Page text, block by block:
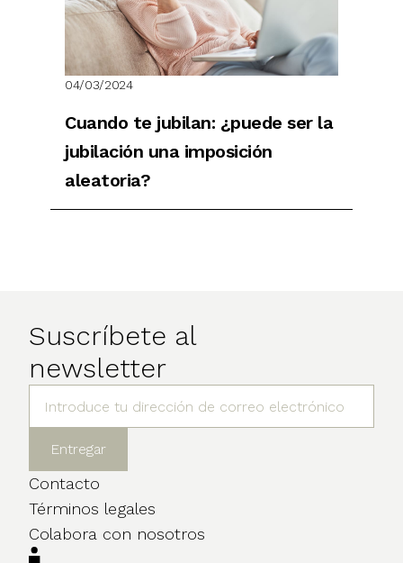
04/03/2024
Cuando te jubilan: ¿puede ser la
jubilación una imposición
aleatoria?
Suscríbete al
newsletter
Contacto
Términos legales
Colabora con nosotros